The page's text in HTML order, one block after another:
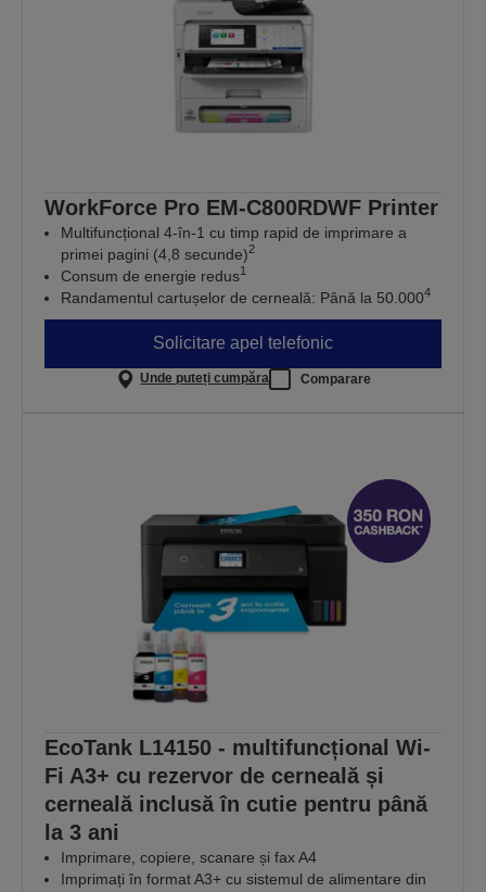
WorkForce Pro EM-C800RDWF Printer
Multifuncțional 4-în-1 cu timp rapid de imprimare a
primei pagini (4,8 secunde)2
Consum de energie redus1
Randamentul cartușelor de cerneală: Până la 50.0004
Solicitare apel telefonic
Unde puteți cumpăra Comparare
EcoTank L14150 - multifuncțional Wi-
Fi A3+ cu rezervor de cerneală și
cerneală inclusă în cutie pentru până
la 3 ani
Imprimare, copiere, scanare și fax A4
Imprimați în format A3+ cu sistemul de alimentare din